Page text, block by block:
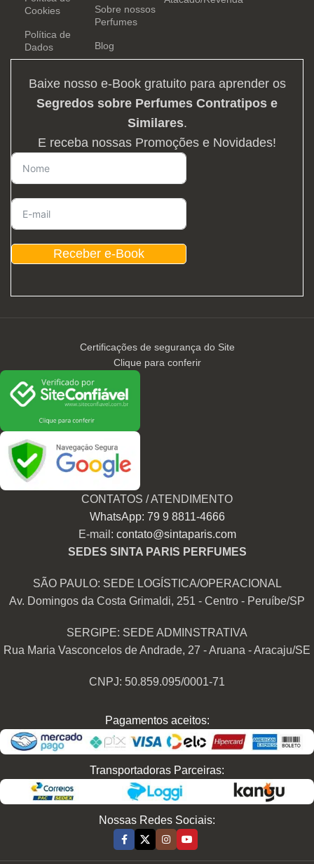
Cookies
Política de
Dados
Sobre nossos
Perfumes
Blog
Baixe nosso e-Book gratuito para aprender os
Segredos sobre Perfumes Contratipos e
Similares.
E receba nossas Promoções e Novidades!
Receber e-Book
Certificações de segurança do Site
Clique para conferir
CONTATOS / ATENDIMENTO
WhatsApp: 79 9 8811-4666
E-mail: contato@sintaparis.com
SEDES SINTA PARIS PERFUMES
SÃO PAULO: SEDE LOGÍSTICA/OPERACIONAL
Av. Domingos da Costa Grimaldi, 251 - Centro - Peruíbe/SP
SERGIPE: SEDE ADMINSTRATIVA
Rua Maria Vasconcelos de Andrade, 27 - Aruana - Aracaju/SE
CNPJ: 50.859.095/0001-71
Pagamentos aceitos:
Transportadoras Parceiras:
Nossas Redes Sociais: